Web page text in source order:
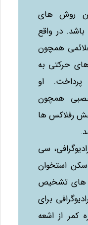
روش‌ های
در واقع
همچون
حرکتی به
او
همچون
رفلاکس‌ ها
سی
استخوان
های تشخیص
برای
از اشعه